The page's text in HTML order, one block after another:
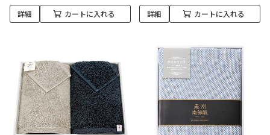
詳細 カートに入れる 詳細 カートに入れる